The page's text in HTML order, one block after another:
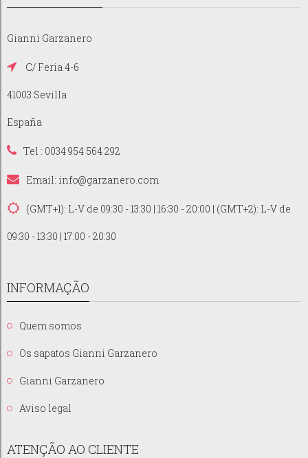
Gianni Garzanero
C/ Feria 4-6
41003 Sevilla
España
Tel : 0034 954 564 292
Email: info@garzanero.com
(GMT+1): L-V de 09:30 - 13:30 | 16:30 - 20:00 | (GMT+2): L-V de
09:30 - 13:30 | 17:00 - 20:30
INFORMAÇÃO
Quem somos
Os sapatos Gianni Garzanero
Gianni Garzanero
Aviso legal
ATENÇÃO AO CLIENTE